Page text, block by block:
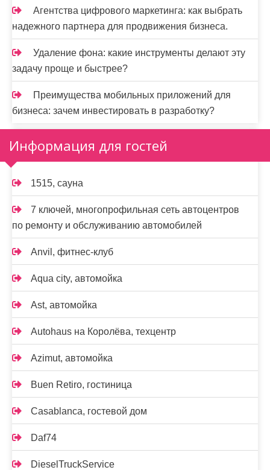
Агентства цифрового маркетинга: как выбрать
надежного партнера для продвижения бизнеса.
Удаление фона: какие инструменты делают эту
задачу проще и быстрее?
Преимущества мобильных приложений для
бизнеса: зачем инвестировать в разработку?
Информация для гостей
1515, сауна
7 ключей, многопрофильная сеть автоцентров
по ремонту и обслуживанию автомобилей
Anvil, фитнес-клуб
Aqua city, автомойка
Ast, автомойка
Autohaus на Королёва, техцентр
Azimut, автомойка
Buen Retiro, гостиница
Casablanca, гостевой дом
Daf74
DieselTruckService